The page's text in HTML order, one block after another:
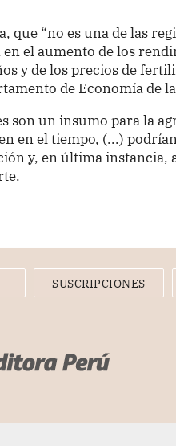
que “no es una de las
en el aumento de los
y de los precios de
de Economía de la
son un insumo para la
en el tiempo, (...)
y, en última instancia,
SUSCRIPCIONES